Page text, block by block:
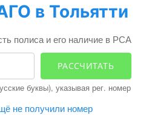
g
t
i
в Тольятти
полиса и его наличие в РСА
РАССЧИТАТЬ
буквы), указывая рег. номер
не получили номер